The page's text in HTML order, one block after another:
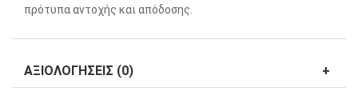
πρότυπα αντοχής και απόδοσης.
ΑΞΙΟΛΟΓΉΣΕΙΣ (0)